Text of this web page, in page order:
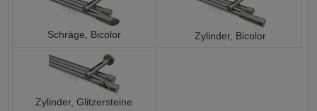
Schräge, Bicolor Zylinder, Bicolor
Zylinder, Glitzersteine